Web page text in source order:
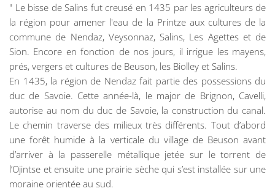
" Le bisse de Salins fut creusé en 1435 par les agriculteurs de
la région pour amener l'eau de la Printze aux cultures de la
commune de Nendaz, Veysonnaz, Salins, Les Agettes et de
Sion. Encore en fonction de nos jours, il irrigue les mayens,
prés, vergers et cultures de Beuson, les Biolley et Salins.
En 1435, la région de Nendaz fait partie des possessions du
duc de Savoie. Cette année-là, le major de Brignon, Cavelli,
autorise au nom du duc de Savoie, la construction du canal.
Le chemin traverse des milieux très différents. Tout d’abord
une forêt humide à la verticale du village de Beuson avant
d’arriver à la passerelle métallique jetée sur le torrent de
l’Ojintse et ensuite une prairie sèche qui s’est installée sur une
moraine orientée au sud.